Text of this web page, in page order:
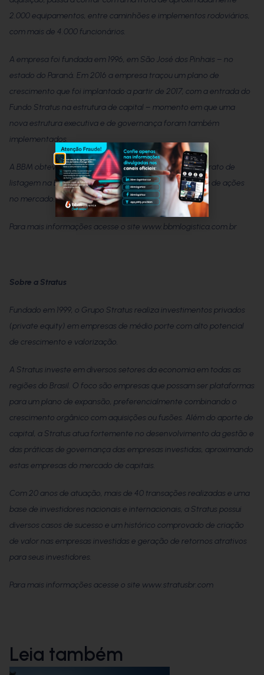
2.000 equipamentos, entre caminhões e implementos rodoviários,
com mais de 4.000 funcionários.
A empresa foi fundada em 1996, em São José dos Pinhais – no
estado do Paraná. Em 2016 a empresa traçou um plano de
crescimento que foi implantado a partir de 2017, com a entrada do
Fundo Stratus na estrutura de capital – momento em que uma
nova estrutura executiva e de governança foram também
implementados.
A BBM obteve registro de capital aberto e assinou contrato de
listagem na B3 em 2019, mas ainda não registrou oferta de ações
no mercado.
Para mais informações acesse o site www.bbmlogistica.com.br
Sobre a Stratus
Fundado em 1999, o Grupo Stratus realiza investimentos privados
(private equity) em empresas de médio porte com alto potencial
de crescimento e valorização.
A Stratus investe em diversos setores da economia em todas as
regiões do Brasil. O foco são empresas que possam ser plataformas
para um plano de expansão, preferencialmente combinando o
crescimento orgânico com aquisições ou fusões. Além do aporte de
capital, a Stratus atua fortemente no desenvolvimento da gestão e
das práticas de governança das empresas investidas, aproximando
estas empresas do mercado de capitais.
Com 20 anos de atuação, mais de 40 transações realizadas e uma
base de investidores nacionais e internacionais, a Stratus possui
diversos casos de sucesso e um histórico comprovado de criação
de valor nas empresas investidas e geração de retornos atrativos
para seus investidores.
Para mais informações acesse o site www.stratusbr.com
Leia também